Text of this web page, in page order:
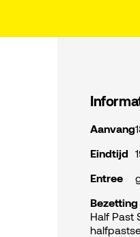
Aanvang
Eindtijd
Entree
Bezetting
Half Past